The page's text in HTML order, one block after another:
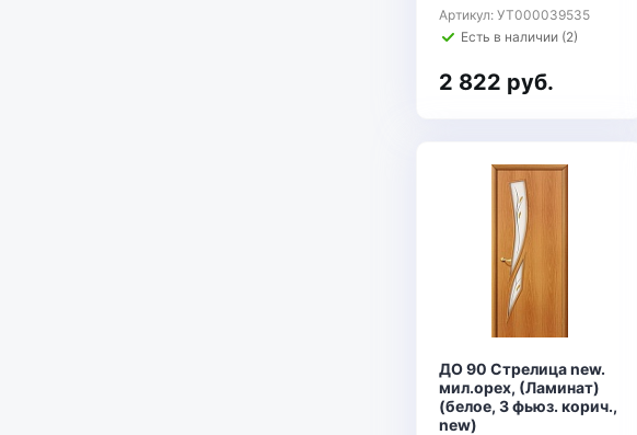
Артикул: УТ000039535
Есть в наличии (2)
2 822 руб.
ДО 90 Стрелица new.
мил.орех, (Ламинат)
(белое, 3 фьюз. корич.,
new)